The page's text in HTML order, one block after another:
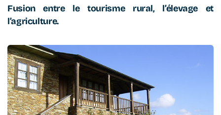
Fusion entre le tourisme rural, l’élevage et
l’agriculture.